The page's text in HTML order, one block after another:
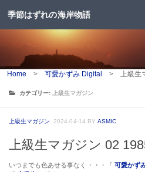
コンテンツへスキップ
季節はずれの海岸物語
Home > 可愛かずみ Digital > 上級生
カテゴリー:上級生マガジン
上級生マガジン 2024-04-14 BY ASMIC
上級生マガジン 02
いつまでも色あせる事なく・・・『 可愛かず